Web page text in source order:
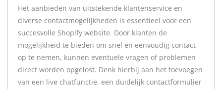
Het aanbieden van uitstekende klantenservice en
diverse contactmogelijkheden is essentieel voor een
succesvolle Shopify website. Door klanten de
mogelijkheid te bieden om snel en eenvoudig contact
op te nemen, kunnen eventuele vragen of problemen
direct worden opgelost. Denk hierbij aan het toevoegen
van een live chatfunctie, een duidelijk contactformulier